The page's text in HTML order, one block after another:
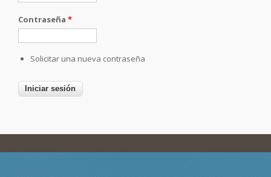
Contraseña *
Solicitar una nueva contraseña